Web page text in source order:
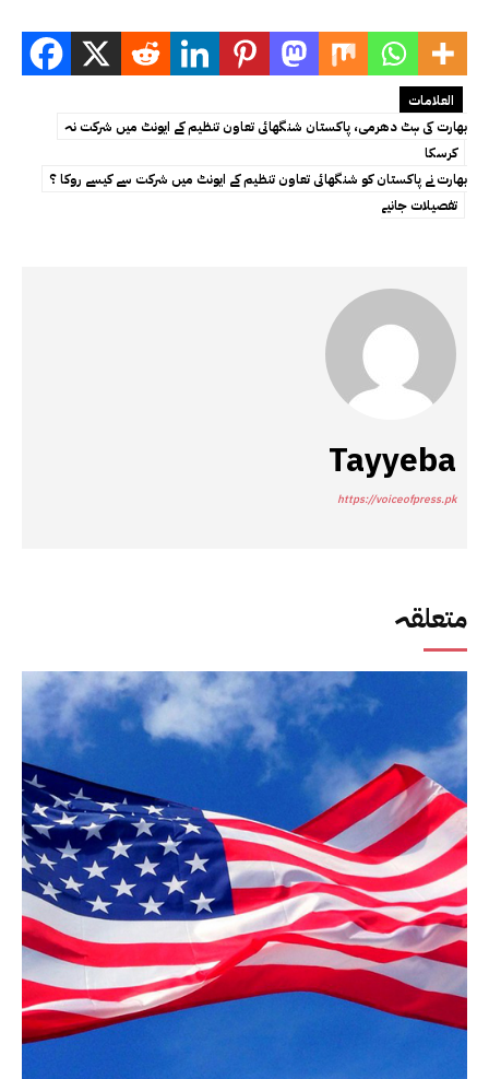
متعلقہ
العلامات
بھارت کی ہٹ دھرمی، پاکستان شنگھائی تعاون تنظیم کے ایونٹ میں شرکت نہ
کرسکا
بھارت نے پاکستان کو شنگھائی تعاون تنظیم کے ایونٹ میں شرکت سے کیسے روکا ؟
تفصیلات جانیے
Tayyeba
https://voiceofpress.pk